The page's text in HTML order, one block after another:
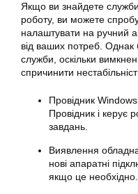
Якщо ви знайдете
роботу, ви можете
налаштувати на ручний
від ваших потреб. Однак
служби, оскільки
спричинити
Провідник
Провідник і керує
завдань.
Виявлення
нові апаратні
якщо це необхідно.